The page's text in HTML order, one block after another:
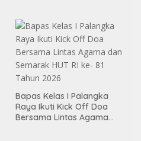
Pemasyarakatan
Bapas Kelas I Palangka
Raya Ikuti Kick Off Doa
Bersama Lintas Agama